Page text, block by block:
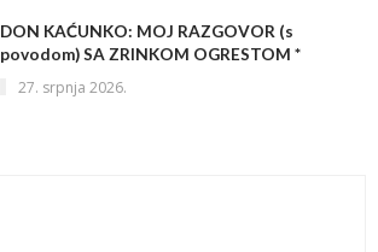
DON KAĆUNKO: MOJ RAZGOVOR (s
povodom) SA ZRINKOM OGRESTOM *
27. srpnja 2026.